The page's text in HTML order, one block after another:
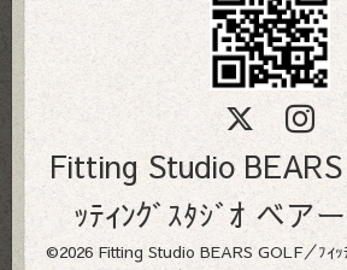
Fitting Studio
ｯﾃｨﾝｸﾞｽﾀｼﾞｵ ベア
©2026 Fitting Studio BEARS GOLF／ﾌｨｯ